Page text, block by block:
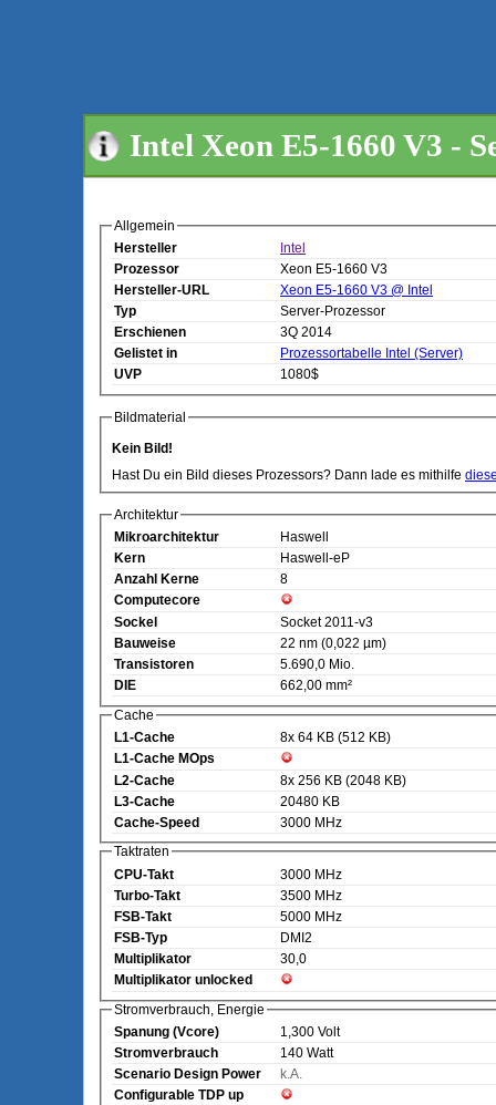
Intel Xeon E5-1660 V3 -
Allgemein
Hersteller
Intel
Prozessor
Xeon E5-1660 V3
Hersteller-URL
Xeon E5-1660 V3 @ Intel
Typ
Server-Prozessor
Erschienen
3Q 2014
Gelistet in
Prozessortabelle Intel (Server)
UVP
1080$
Bildmaterial
Kein Bild!
Hast Du ein Bild dieses Prozessors? Dann lade es mithilfe
Architektur
Mikroarchitektur
Haswell
Kern
Haswell-eP
Anzahl Kerne
8
Computecore
Sockel
Socket 2011-v3
Bauweise
22 nm (0,022 µm)
Transistoren
5.690,0 Mio.
DIE
662,00 mm²
Cache
L1-Cache
8x 64 KB (512 KB)
L1-Cache MOps
L2-Cache
8x 256 KB (2048 KB)
L3-Cache
20480 KB
Cache-Speed
3000 MHz
Taktraten
CPU-Takt
3000 MHz
Turbo-Takt
3500 MHz
FSB-Takt
5000 MHz
FSB-Typ
DMI2
Multiplikator
30,0
Multiplikator unlocked
Stromverbrauch, Energie
Spanung (Vcore)
1,300 Volt
Stromverbrauch
140 Watt
Scenario Design Power
k.A.
Configurable TDP up